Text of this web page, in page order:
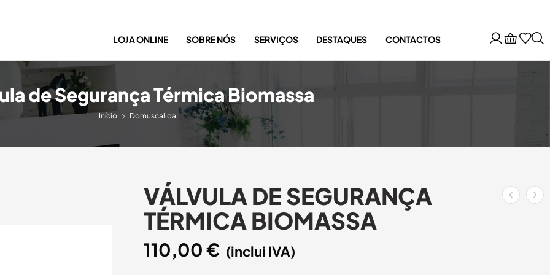
LOJA ONLINE SOBRE NÓS SERVIÇOS DESTAQUES CONTACTOS
de Segurança Térmica Biomassa
Início Domuscalida
VÁLVULA DE SEGURANÇA
TÉRMICA BIOMASSA
110,00€ (inclui IVA)